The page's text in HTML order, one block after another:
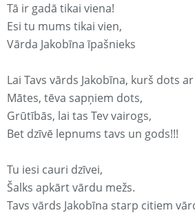
Tā ir gadā tikai viena!
Esi tu mums tikai vien,
Vārda Jakobīna īpašnieks
Lai Tavs vārds Jakobīna, kurš dots
Mātes, tēva sapņiem dots,
Grūtībās, lai tas Tev vairogs,
Bet dzīvē lepnums tavs un gods!!!
Tu iesi cauri dzīvei,
Šalks apkārt vārdu mežs.
Tavs vārds Jakobīna starp citiem